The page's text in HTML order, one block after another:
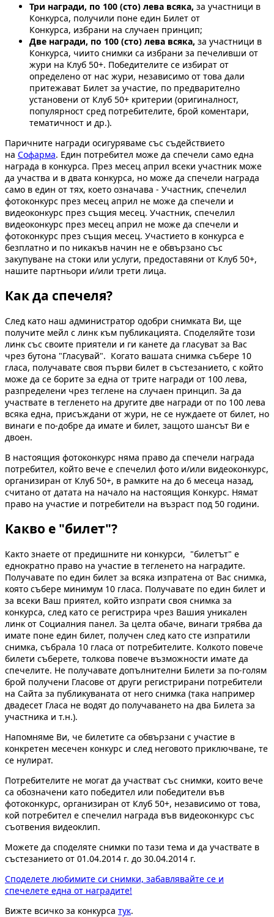
Три награди, по 100 (сто) лева всяка, за участници в
Конкурса, получили поне един Билет от
Конкурса, избрани на случаен принцип;
Две награди, по 100 (сто) лева всяка, за участници в
Конкурса, чиито снимки са избрани за печеливши от
жури на Клуб 50+. Победителите се избират от
определено от нас жури, независимо от това дали
притежават Билет за участие, по предварително
установени от Клуб 50+ критерии (оригиналност,
популярност сред потребителите, брой коментари,
тематичност и др.).
Паричните награди осигуряваме със съдействието
на Софарма. Един потребител може да спечели само една
награда в конкурса. През месец април всеки участник може
да участва и в двата конкурса, но може да спечели награда
само в един от тях, което означава - Участник, спечелил
фотоконкурс през месец април не може да спечели и
видеоконкурс през същия месец. Участник, спечелил
видеоконкурс през месец април не може да спечели и
фотоконкурс през същия месец. Участието в конкурса е
безплатно и по никакъв начин не е обвързано със
закупуване на стоки или услуги, предоставяни от Клуб 50+,
нашите партньори и/или трети лица.
Как да спечеля?
След като наш администратор одобри снимката Ви, ще
получите мейл с линк към публикацията. Споделяйте този
линк със своите приятели и ги канете да гласуват за Вас
чрез бутона "Гласувай". Когато вашата снимка събере 10
гласа, получавате своя първи билет в състезанието, с който
може да се борите за една от трите награди от 100 лева,
разпределени чрез теглене на случаен принцип. За да
участвате в тегленето на другите две награди от по 100 лева
всяка една, присъждани от жури, не се нуждаете от билет, но
винаги е по-добре да имате и билет, защото шансът Ви е
двоен.
В настоящия фотоконкурс няма право да спечели награда
потребител, който вече е спечелил фото и/или видеоконкурс,
организиран от Клуб 50+, в рамките на до 6 месеца назад,
считано от датата на начало на настоящия Конкурс. Нямат
право на участие и потребители на възраст под 50 години.
Какво е "билет"?
Както знаете от предишните ни конкурси, "билетът" е
еднократно право на участие в тегленето на наградите.
Получавате по един билет за всяка изпратена от Вас снимка,
която събере минимум 10 гласа. Получавате по един билет и
за всеки Ваш приятел, който изпрати своя снимка за
конкурса, след като се регистрира чрез Вашия уникален
линк от Социалния панел. За целта обаче, винаги трябва да
имате поне един билет, получен след като сте изпратили
снимка, събрала 10 гласа от потребителите. Колкото повече
билети съберете, толкова повече възможности имате да
спечелите. Не получавате допълнителни Билети за по-голям
брой получени Гласове от други регистрирани потребители
на Сайта за публикуваната от него снимка (така например
двадесет Гласа не водят до получаването на два Билета за
участника и т.н.).
Напомняме Ви, че билетите са обвързани с участие в
конкретен месечен конкурс и след неговото приключване, те
се нулират.
Потребителите не могат да участват със снимки, които вече
са обозначени като победител или победители във
фотоконкурс, организиран от Клуб 50+, независимо от това,
кой потребител е спечелил награда във видеоконкурс със
съотвения видеоклип.
Можете да споделяте снимки по тази тема и да участвате в
състезанието от 01.04.2014 г. до 30.04.2014 г.
Споделете любимите си снимки, забавлявайте се и
спечелете една от наградите!
Вижте всичко за конкурса тук.